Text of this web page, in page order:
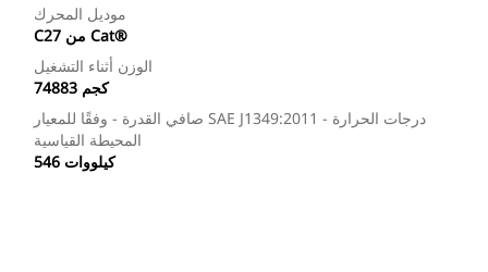
موديل المحرك
C27 من Cat®‎
الوزن أثناء التشغيل
74883 كجم
صافي القدرة - وفقًا للمعيار SAE J1349:2011 - درجات الحرارة
المحيطة القياسية
546 كيلووات